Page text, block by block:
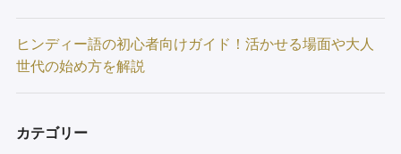
ヒンディー語の初心者向けガイド！活かせる場面や大人
世代の始め方を解説
カテゴリー